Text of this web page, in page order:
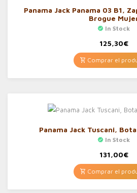
Panama Jack Panama 03 B1,
Brogue
In Stock
125,30€
Comprar el
Panama Jack Tuscani,
In Stock
131,00€
Comprar el